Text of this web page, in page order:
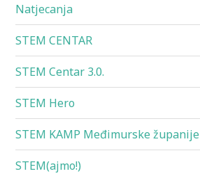
Natjecanja
STEM CENTAR
STEM Centar 3.0.
STEM Hero
STEM KAMP Međimurske županije
STEM(ajmo!)